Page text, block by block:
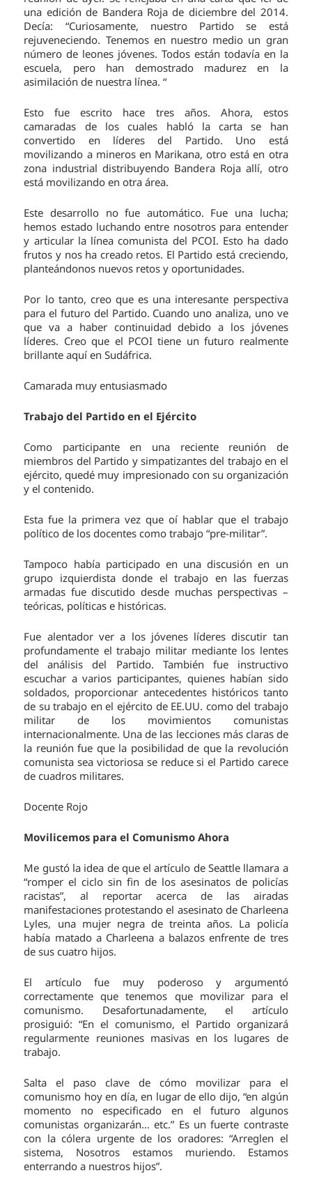
una edición de Bandera Roja de diciembre del 2014.
Decía: “Curiosamente, nuestro Partido se está
rejuveneciendo. Tenemos en nuestro medio un gran
número de leones jóvenes. Todos están todavía en la
escuela, pero han demostrado madurez en la
asimilación de nuestra línea. “
Esto fue escrito hace tres años. Ahora, estos
camaradas de los cuales habló la carta se han
convertido en líderes del Partido. Uno está
movilizando a mineros en Marikana, otro está en otra
zona industrial distribuyendo Bandera Roja allí, otro
está movilizando en otra área.
Este desarrollo no fue automático. Fue una lucha;
hemos estado luchando entre nosotros para entender
y articular la línea comunista del PCOI. Esto ha dado
frutos y nos ha creado retos. El Partido está creciendo,
planteándonos nuevos retos y oportunidades.
Por lo tanto, creo que es una interesante perspectiva
para el futuro del Partido. Cuando uno analiza, uno ve
que va a haber continuidad debido a los jóvenes
líderes. Creo que el PCOI tiene un futuro realmente
brillante aquí en Sudáfrica.
Camarada muy entusiasmado
Trabajo del Partido en el Ejército
Como participante en una reciente reunión de
miembros del Partido y simpatizantes del trabajo en el
ejército, quedé muy impresionado con su organización
y el contenido.
Esta fue la primera vez que oí hablar que el trabajo
político de los docentes como trabajo “pre-militar”.
Tampoco había participado en una discusión en un
grupo izquierdista donde el trabajo en las fuerzas
armadas fue discutido desde muchas perspectivas –
teóricas, políticas e históricas.
Fue alentador ver a los jóvenes líderes discutir tan
profundamente el trabajo militar mediante los lentes
del análisis del Partido. También fue instructivo
escuchar a varios participantes, quienes habían sido
soldados, proporcionar antecedentes históricos tanto
de su trabajo en el ejército de EE.UU. como del trabajo
militar de los movimientos comunistas
internacionalmente. Una de las lecciones más claras de
la reunión fue que la posibilidad de que la revolución
comunista sea victoriosa se reduce si el Partido carece
de cuadros militares.
Docente Rojo
Movilicemos para el Comunismo Ahora
Me gustó la idea de que el artículo de Seattle llamara a
“romper el ciclo sin fin de los asesinatos de policías
racistas”, al reportar acerca de las airadas
manifestaciones protestando el asesinato de Charleena
Lyles, una mujer negra de treinta años. La policía
había matado a Charleena a balazos enfrente de tres
de sus cuatro hijos.
El artículo fue muy poderoso y argumentó
correctamente que tenemos que movilizar para el
comunismo. Desafortunadamente, el artículo
prosiguió: “En el comunismo, el Partido organizará
regularmente reuniones masivas en los lugares de
trabajo.
Salta el paso clave de cómo movilizar para el
comunismo hoy en día, en lugar de ello dijo, “en algún
momento no especificado en el futuro algunos
comunistas organizarán… etc.” Es un fuerte contraste
con la cólera urgente de los oradores: “Arreglen el
sistema, Nosotros estamos muriendo. Estamos
enterrando a nuestros hijos”.